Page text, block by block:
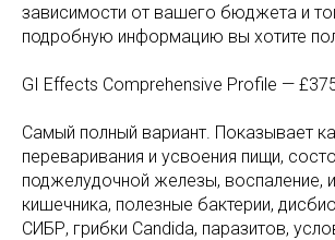
зависимости от вашего бюджета и
подробную информацию вы хотите
GI Effects Comprehensive Profile —
Самый полный вариант. Показывает
переваривания и усвоения пищи,
поджелудочной железы, воспаление,
кишечника, полезные бактерии,
СИБР, грибки Candida, паразитов,